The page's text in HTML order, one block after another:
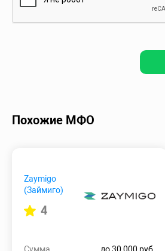
Похожие МФО
Zaymigo
(Займиго)
4